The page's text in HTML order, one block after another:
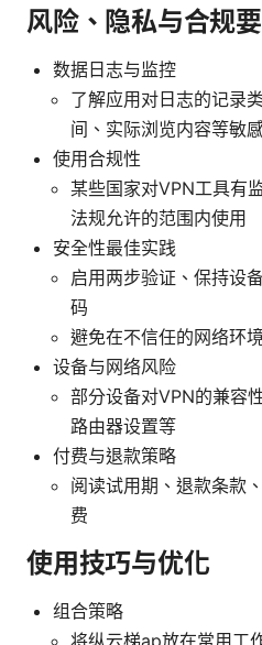
风险、隐私与合规
数据日志与监控
了解应用对日志的记录
间、实际浏览内容等敏
使用合规性
某些国家对VPN工具有
法规允许的范围内使用
安全性最佳实践
启用两步验证、保持设
码
避免在不信任的网络环
设备与网络风险
部分设备对VPN的兼容
路由器设置等
付费与退款策略
阅读试用期、退款条款
费
使用技巧与优化
组合策略
将纵云梯ap放在常用工